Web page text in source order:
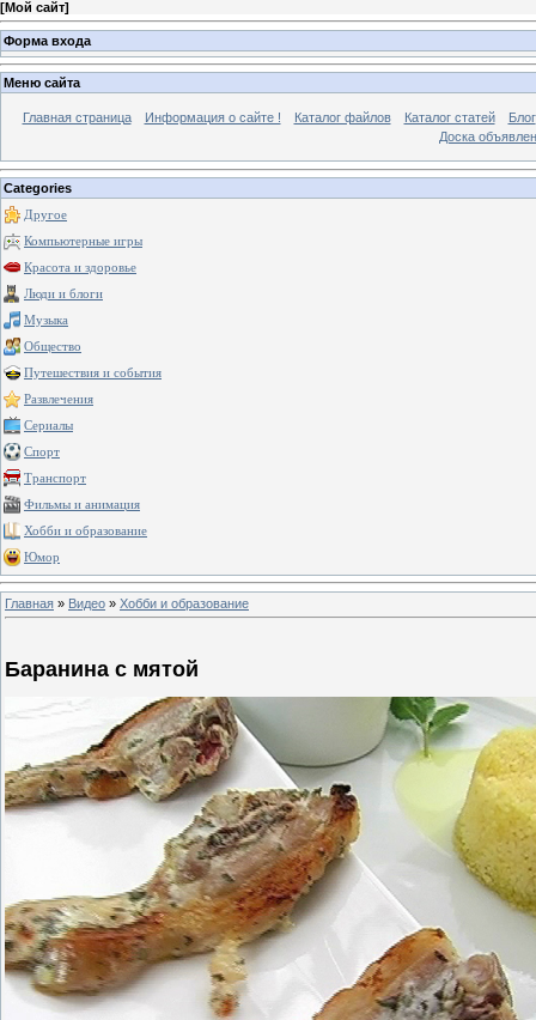
[Мой сайт]
Форма входа
Меню сайта
Главная страница Информация о сайте ! Каталог файлов Каталог статей
Блог
Доска
Categories
Другое
Компьютерные игры
Красота и здоровье
Люди и блоги
Музыка
Общество
Путешествия и события
Развлечения
Сериалы
Спорт
Транспорт
Фильмы и анимация
Хобби и образование
Юмор
Главная » Видео » Хобби и образование
Баранина с мятой